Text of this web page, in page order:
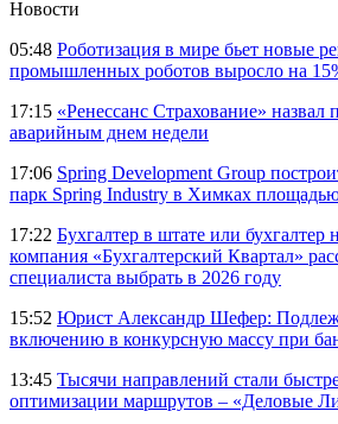
Новости
05:48 Роботизация в мире бьет новые
промышленных роботов выросло на
17:15 «Ренессанс Страхование»
аварийным днем недели
17:06 Spring Development Group
парк Spring Industry в Химках
17:22 Бухгалтер в штате или бухгалтер
компания «Бухгалтерский Квартал»
специалиста выбрать в 2026 году
15:52 Юрист Александр Шефер:
включению в конкурсную массу при
13:45 Тысячи направлений стали
оптимизации маршрутов – «Деловые